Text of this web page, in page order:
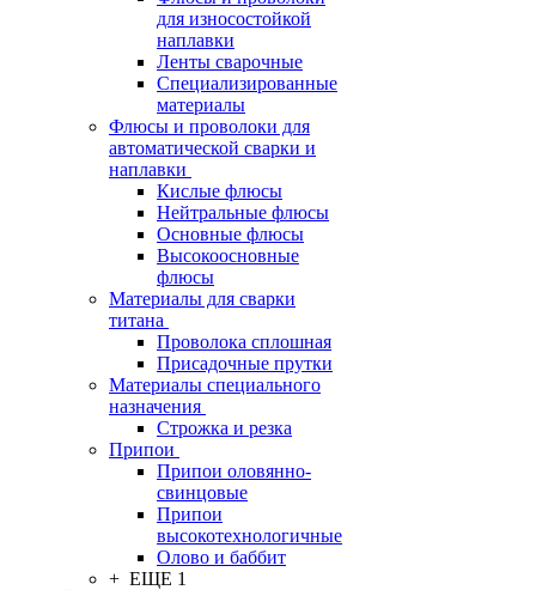
для износостойкой
наплавки
Ленты сварочные
Специализированные
материалы
Флюсы и проволоки для
автоматической сварки и
наплавки
Кислые флюсы
Нейтральные флюсы
Основные флюсы
Высокоосновные
флюсы
Материалы для сварки
титана
Проволока сплошная
Присадочные прутки
Материалы специального
назначения
Строжка и резка
Припои
Припои оловянно-
свинцовые
Припои
высокотехнологичные
Олово и баббит
+ ЕЩЕ 1